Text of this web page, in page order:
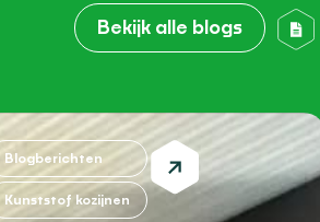
Bekijk alle blogs
Blogberichten
Kunststof kozijnen